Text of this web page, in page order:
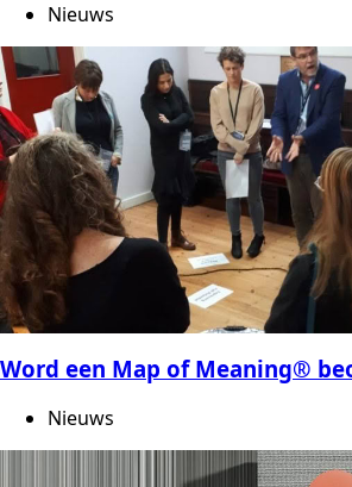
Nieuws
Word een Map of Meaning®
Nieuws